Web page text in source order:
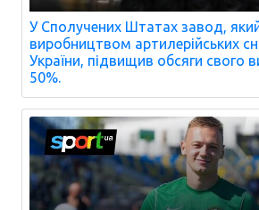
У Сполучених Штатах завод,
виробництвом артилерійських
України, підвищив обсяги свого
50%.